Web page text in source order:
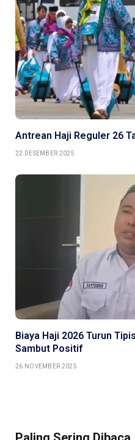
Antrean Haji Reguler 26
22 DESEMBER 2025
Biaya Haji 2026 Turun
Sambut Positif
26 NOVEMBER 2025